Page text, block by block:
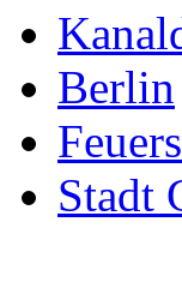
Berlin
Stadt